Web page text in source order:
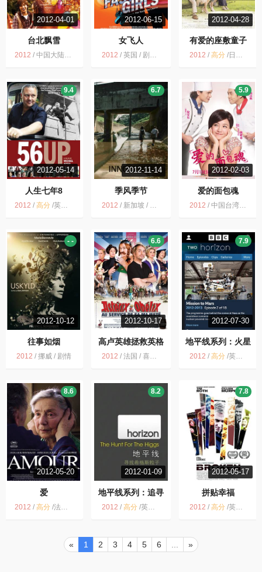
2012-04-01
台北飘雪
2012 / 中国大陆 / 日本 / 中国香港 / 中国台湾 / 剧情
2012-06-15
女飞人
2012 /英国 / 剧情 运动
2012-04-28
有爱的座敷童子
2012 / 高分/日本 / 剧情
2012-05-14
人生七年8
9.4
2012 / 高分 /英国 / 纪录片
2012-11-14
季风季节
6.7
2012 / 新加坡 / 剧情 悬疑
2012-02-03
爱的面包魂
5.9
2012 / 中国台湾 / 剧情 喜剧 爱情
2012-10-12
往事如烟
- -
2012 / 挪威 / 剧情
2012-10-17
高卢英雄拯救英格
兰
6.6
2012 /法国 / 喜剧 冒险
2012-07-30
地平线系列：火星
任务
7.9
2012 / 高分/英国 / 纪录片
2012-05-20
爱
8.6
2012 / 高分 /法国 / 德国 / 奥地利 / 剧情 爱情
2012-01-09
地平线系列：追寻
上帝粒子
8.2
2012 /高分 /英国 / 纪录片
2012-05-17
拼贴幸福
7.8
2012 / 高分/英国 / 剧情
« 1 2 3 4 5 6 »